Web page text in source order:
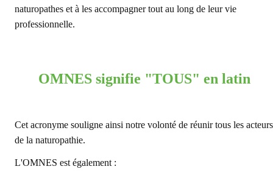
naturopathes et à les accompagner tout au long de leur vie
professionnelle.
OMNES signifie "TOUS" en latin
Cet acronyme souligne ainsi notre volonté de réunir tous les acteurs
de la naturopathie.
L'OMNES est également :